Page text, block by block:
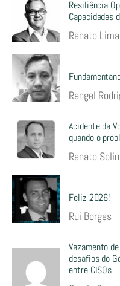
Resiliência
Capacidades
Renato Lima
Rangel
Acidente da
quando o
Renato
Feliz 2026!
Rui Borges
Vazamento
desafios do
entre CISOs